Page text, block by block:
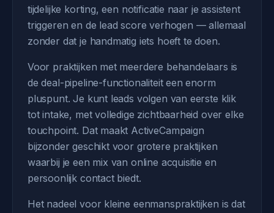
tijdelijke korting, een notificatie naar je assistent
triggeren en de lead score verhogen — allemaal
zonder dat je handmatig iets hoeft te doen.
Voor praktijken met meerdere behandelaars is
de deal-pipeline-functionaliteit een enorm
pluspunt. Je kunt leads volgen van eerste klik
tot intake, met volledige zichtbaarheid over elke
touchpoint. Dat maakt ActiveCampaign
bijzonder geschikt voor grotere praktijken
waarbij je een mix van online acquisitie en
persoonlijk contact biedt.
Het nadeel voor kleine eenmanspraktijken is dat